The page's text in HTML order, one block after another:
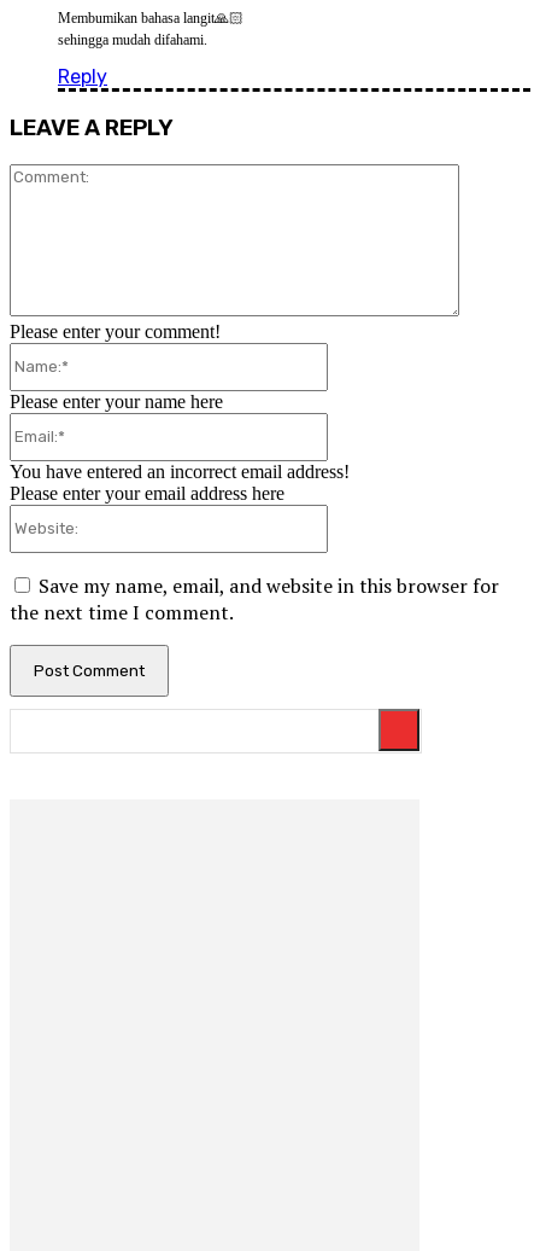
Membumikan bahasa langit🙏🏻
sehingga mudah difahami.
Reply
LEAVE A REPLY
Please enter your comment!
Please enter your name here
You have entered an incorrect email address!
Please enter your email address here
Save my name, email, and website in this browser for
the next time I comment.